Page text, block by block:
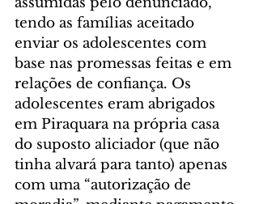
tendo as famílias aceitado
enviar os adolescentes com
base nas promessas feitas e em
relações de confiança. Os
adolescentes eram abrigados
em Piraquara na própria casa
do suposto aliciador (que não
tinha alvará para tanto) apenas
com uma “autorização de